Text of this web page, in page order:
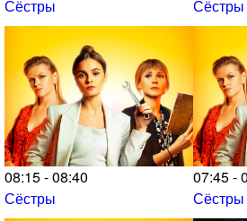
Сёстры
Сёстры
08:15 - 08:40
Сёстры
07:45 -
Сёстры